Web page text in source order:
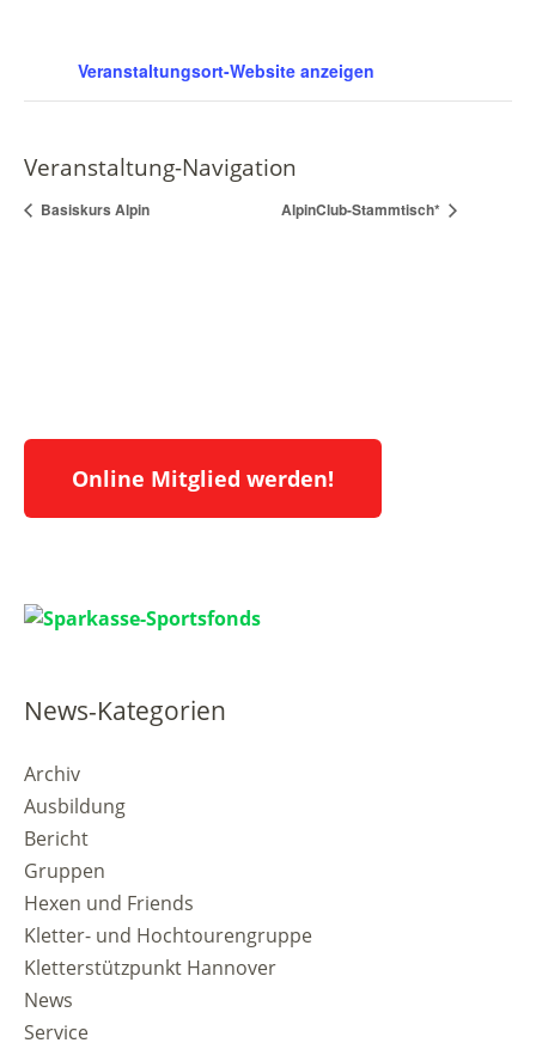
Veranstaltungsort-Website anzeigen
Veranstaltung-Navigation
Basiskurs Alpin AlpinClub-Stammtisch*
Online Mitglied werden!
News-Kategorien
Archiv
Ausbildung
Bericht
Gruppen
Hexen und Friends
Kletter- und Hochtourengruppe
Kletterstützpunkt Hannover
News
Service